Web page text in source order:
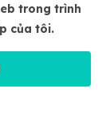
trong trình
của tôi.